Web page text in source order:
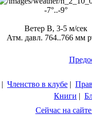
-7°..-9°
Ветер В, 3-5 м/сек
Атм. давл. 764..766 мм
| Членство в клубе |
Книги |
Сейчас на